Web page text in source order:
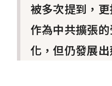
被多次提到，更
作為中共擴張
化，但仍發展